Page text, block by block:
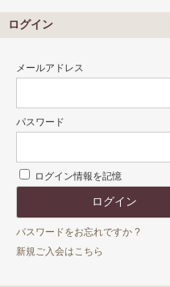
ログイン
メールアドレス
パスワード
ログイン情報を記憶
パスワードをお忘れですか ?
新規ご入会はこちら